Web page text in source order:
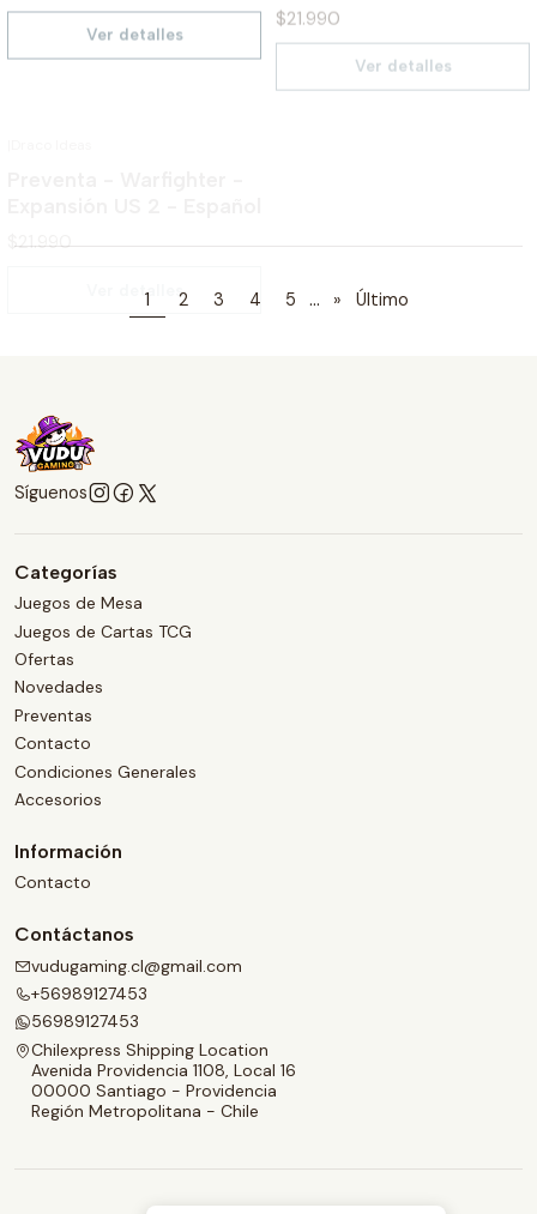
NO DISPONIBLE
Draco Ideas
Preventa - Warfighter -
Preventa - Warfighter -
Expansión US 1 - Español
1 2 3 4 5 ... » Último
Síguenos
Categorías
Juegos de Mesa
Juegos de Cartas TCG
Ofertas
Novedades
Preventas
Contacto
Condiciones Generales
Accesorios
Información
Contacto
Contáctanos
vudugaming.cl@gmail.com
+56989127453
56989127453
Chilexpress Shipping Location
Avenida Providencia 1108, Local 16
00000 Santiago - Providencia
Región Metropolitana - Chile